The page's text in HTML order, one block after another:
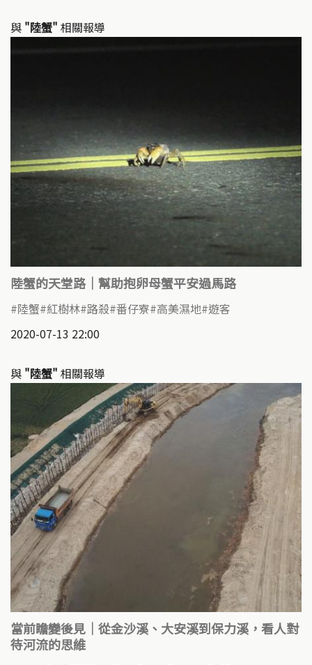
與 "陸蟹" 相關報導
陸蟹的天堂路｜幫助抱卵母蟹平安過馬路
陸蟹 紅樹林 路殺 番仔寮 高美濕地 遊客
2020-07-13 22:00
與 "陸蟹" 相關報導
當前瞻變後見｜從金沙溪、大安溪到保力溪，看人對
待河流的思維